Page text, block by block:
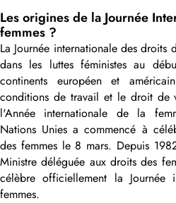
Les origines de la Journée
femmes ?
La Journée internationale des droits
dans les luttes féministes au
continents européen et
conditions de travail et le droit
l'Année internationale de la
Nations Unies a commencé à
des femmes le 8 mars. Depuis
Ministre déléguée aux droits des
célèbre officiellement la Journée
femmes.